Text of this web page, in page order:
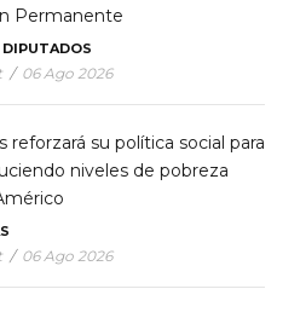
Permanente
DIPUTADOS
/ 06 Ago 2026
reforzará su política social para
niveles de pobreza
/ 06 Ago 2026